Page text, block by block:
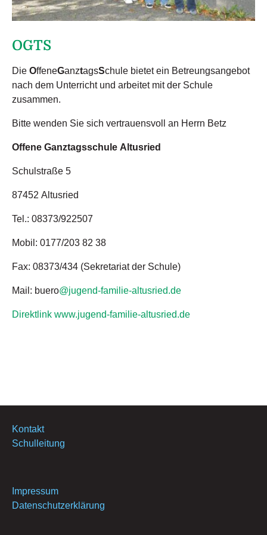
OGTS
Die OffeneGanztagsSchule bietet ein Betreungsangebot
nach dem Unterricht und arbeitet mit der Schule
zusammen.
Bitte wenden Sie sich vertrauensvoll an Herrn Betz
Offene Ganztagsschule Altusried
Schulstraße 5
87452 Altusried
Tel.: 08373/922507
Mobil: 0177/203 82 38
Fax: 08373/434 (Sekretariat der Schule)
Mail: buero@jugend-familie-altusried.de
Direktlink www.jugend-familie-altusried.de
Kontakt
Schulleitung
Impressum
Datenschutzerklärung